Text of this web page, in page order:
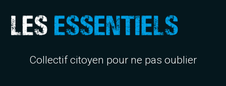
Collectif citoyen pour ne pas oublier